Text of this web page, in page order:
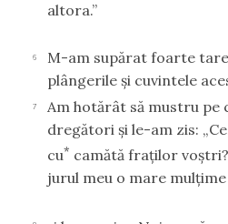
altora.”
6
M-am supărat foarte
plângerile şi cuvintele
7
Am hotărât să mustru pe
dregători şi le-am zis:
cu* camătă fraţilor
jurul meu o mare mulţime